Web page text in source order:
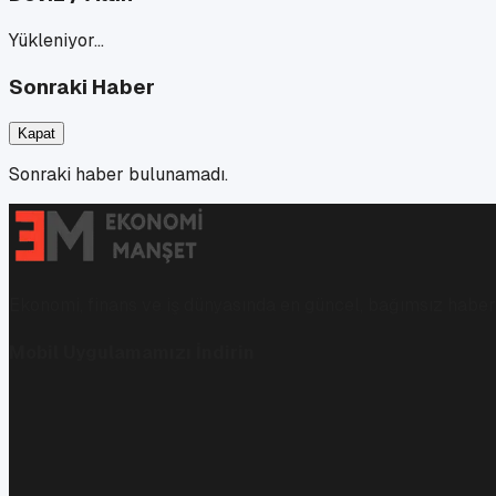
Yükleniyor…
Sonraki Haber
Kapat
Sonraki haber bulunamadı.